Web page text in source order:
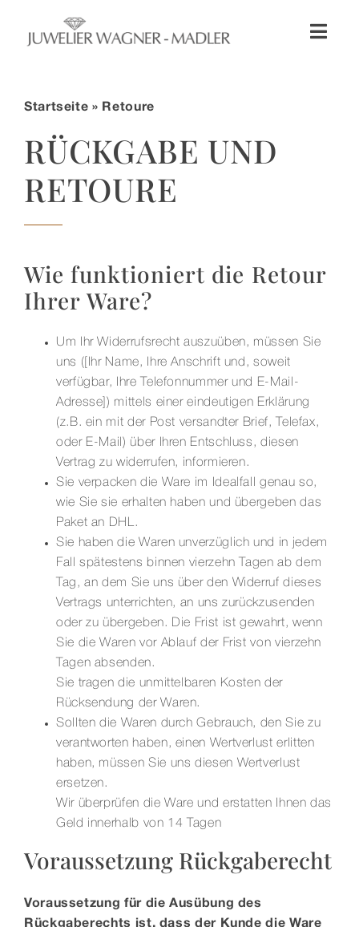
springen
Schmuck
Hochzeit
Service & Leistungen
Kontakt
Startseite » Retoure
RÜCKGABE UND
RETOURE
Wie funktioniert die Retour
Ihrer Ware?
Um Ihr Widerrufsrecht auszuüben, müssen Sie
uns ([Ihr Name, Ihre Anschrift und, soweit
verfügbar, Ihre Telefonnummer und E-Mail-
Adresse]) mittels einer eindeutigen Erklärung
(z.B. ein mit der Post versandter Brief, Telefax,
oder E-Mail) über Ihren Entschluss, diesen
Vertrag zu widerrufen, informieren.
Sie verpacken die Ware im Idealfall genau so,
wie Sie sie erhalten haben und übergeben das
Paket an DHL.
Sie haben die Waren unverzüglich und in jedem
Fall spätestens binnen vierzehn Tagen ab dem
Tag, an dem Sie uns über den Widerruf dieses
Vertrags unterrichten, an uns zurückzusenden
oder zu übergeben. Die Frist ist gewahrt, wenn
Sie die Waren vor Ablauf der Frist von vierzehn
Tagen absenden.
Sie tragen die unmittelbaren Kosten der
Rücksendung der Waren.
Sollten die Waren durch Gebrauch, den Sie zu
verantworten haben, einen Wertverlust erlitten
haben, müssen Sie uns diesen Wertverlust
ersetzen.
Wir überprüfen die Ware und erstatten Ihnen das
Geld innerhalb von 14 Tagen
Voraussetzung Rückgaberecht
Voraussetzung für die Ausübung des
Rückgaberechts ist, dass der Kunde die Ware